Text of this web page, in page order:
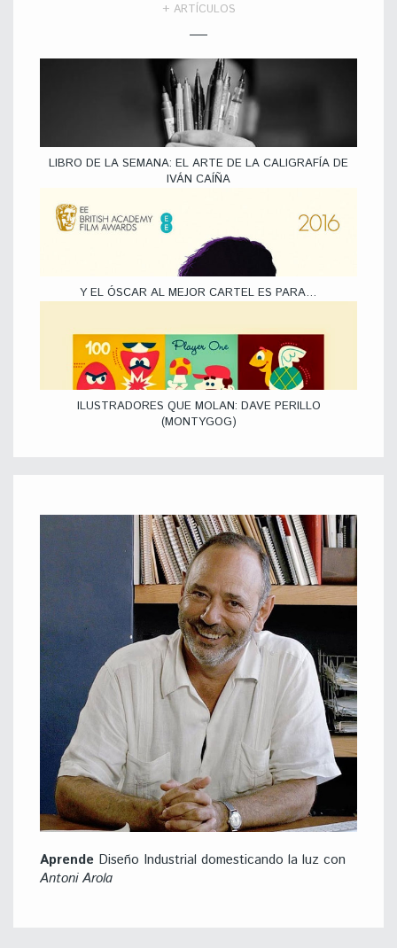
+ ARTÍCULOS
LIBRO DE LA SEMANA: EL ARTE DE LA CALIGRAFÍA DE
IVÁN CAÍÑA
Y EL ÓSCAR AL MEJOR CARTEL ES PARA…
ILUSTRADORES QUE MOLAN: DAVE PERILLO
(MONTYGOG)
Aprende Diseño Industrial domesticando la luz con
Antoni Arola